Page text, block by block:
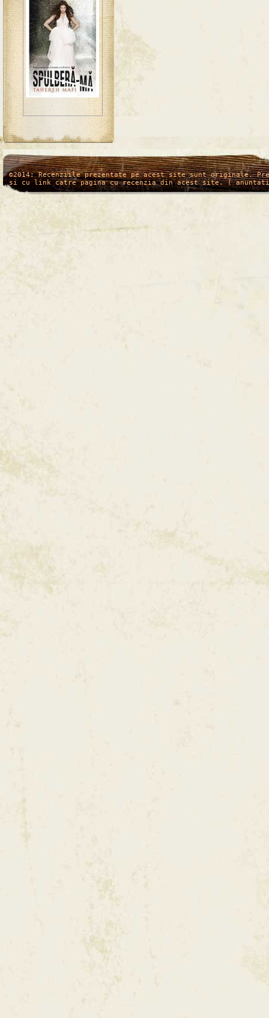
/* */
©2014: Recenziile prezentate pe acest site sunt originale.
si cu link catre pagina cu recenzia din acest site. (